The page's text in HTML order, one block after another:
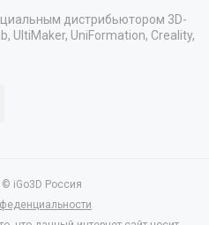
дистрибьютором 3D-
UltiMaker, UniFormation, Creality,
iGo3D Россия